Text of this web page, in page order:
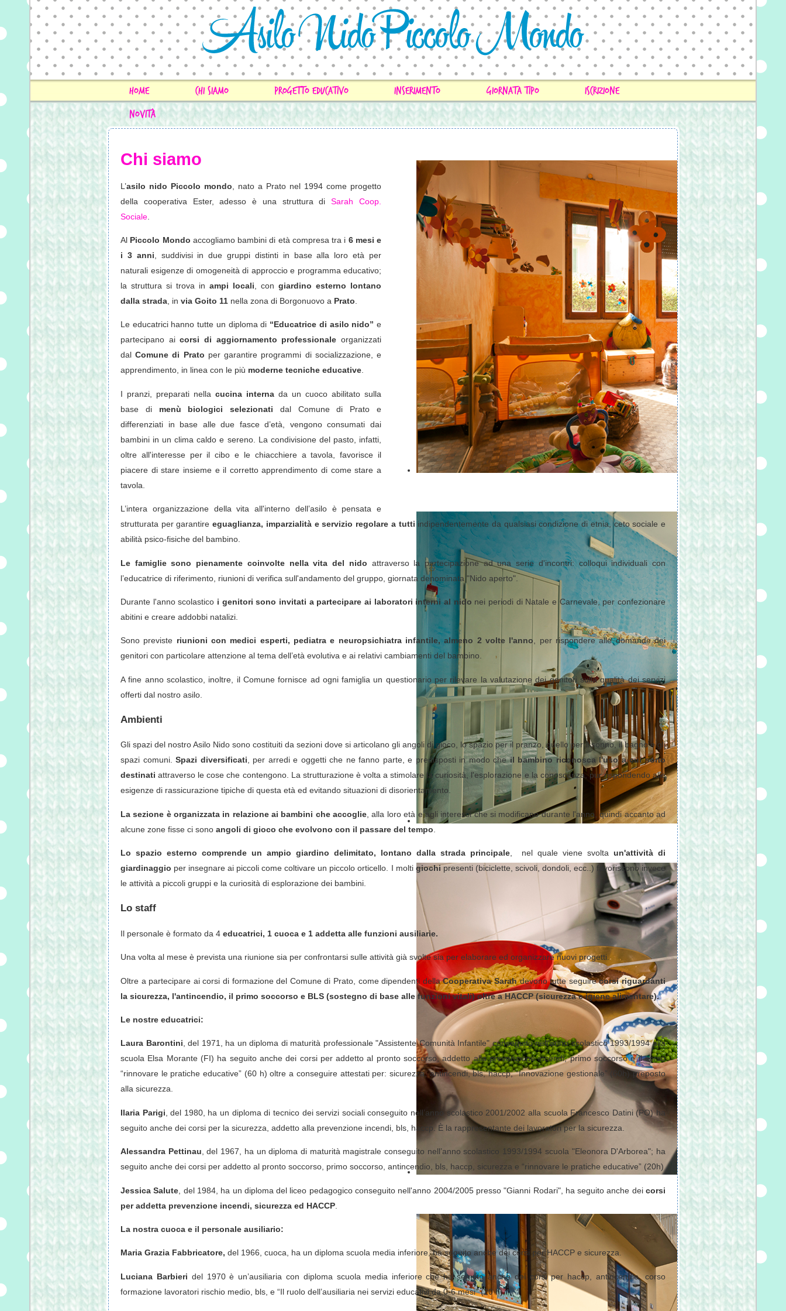
home chi siamo progetto educativo inserimento giornata tipo
iscrizione
Novità
Chi siamo
L’asilo nido Piccolo mondo , nato a Prato nel 1994 come progetto
della cooperativa Ester, adesso è una struttura diSarah Coop.
Sociale
Al Piccolo Mondo accogliamo bambini di età compresa tra i 6 mesi e
i 3 anni , suddivisi in due gruppi distinti in base alla loro età per
naturali esigenze di omogeneità di approccio e programma educativo;
la struttura si trova in ampi locali , con giardino esterno lontano
dalla strada , in via Goito 11 nella zona di Borgonuovo a Prato
Le educatrici hanno tutte un diploma di “Educatrice di asilo nido”e
partecipano aicorsi di aggiornamento professionale organizzati
dalComune di Prato per garantire programmi di socializzazione, e
apprendimento, in linea con le più moderne tecniche educative.
I pranzi, preparati nella cucina interna da un cuoco abilitato sulla
base di menù biologici selezionati dal Comune di Prato e
differenziati in base alle due fasce d’età, vengono consumati dai
bambini in un clima caldo e sereno. La condivisione del pasto, infatti,
oltre all'interesse per il cibo e le chiacchiere a tavola, favorisce il
piacere di stare insieme e il corretto apprendimento di come stare a
tavola.
L’intera organizzazione della vita all'interno dell’asilo è pensata e
strutturata per garantireeguaglianza, imparzialità e servizio regolare a tutti indipendentemente da qualsiasi condizione di etnia, ceto sociale e
abilità psico-fisiche del bambino.
Le famiglie sono pienamente coinvolte nella vita del nido attraverso la partecipazione ad una serie d'incontri: colloqui individuali con
l’educatrice di riferimento, riunioni di verifica sull'andamento del gruppo, giornata denominata "Nido aperto".
Durante l'anno scolastico i genitori sono invitati a partecipare ai laboratori interni al nido nei periodi di Natale e Carnevale, per confezionare
abitini e creare addobbi natalizi.
Sono previste riunioni con medici esperti, pediatra e neuropsichiatra infantile, almeno 2 volte l'anno, per rispondere alle domande dei
genitori con particolare attenzione al tema dell’età evolutiva e ai relativi cambiamenti del bambino.
A fine anno scolastico, inoltre, il Comune fornisce ad ogni famiglia un questionario per rilevare la valutazione dei genitori sulla qualità dei servizi
offerti dal nostro asilo.
Ambienti
Gli spazi del nostro Asilo Nido sono costituiti da sezioni dove si articolano gli angoli di gioco, lo spazio per il pranzo, quello per il sonno, il bagno e gli
spazi comuni.Spazi diversificati, per arredi e oggetti che ne fanno parte, e predisposti in modo cheil bambino riconosca l'uso a cui sono
destinati attraverso le cose che contengono. La strutturazione è volta a stimolare la curiosità, l'esplorazione e la conoscenza, pur rispondendo alle
esigenze di rassicurazione tipiche di questa età ed evitando situazioni di disorientamento.
La sezione è organizzata in relazione ai bambini che accoglie , alla loro età e agli interessi che si modificano durante l'anno, quindi accanto ad
alcune zone fisse ci sono angoli di gioco che evolvono con il passare del tempo
Lo spazio esterno comprende un ampio giardino delimitato, lontano dalla strada principale , nel quale viene svolta un'attività di
giardinaggio per insegnare ai piccoli come coltivare un piccolo orticello. I molti giochipresenti (biciclette, scivoli, dondoli, ecc..) favoriscono invece
le attività a piccoli gruppi e la curiosità di esplorazione dei bambini.
Lo staff
Il personale è formato da 4 educatrici, 1 cuoca e 1 addetta alle funzioni ausiliarie.
Una volta al mese è prevista una riunione sia per confrontarsi sulle attività già svolte sia per elaborare ed organizzare nuovi progetti.
Oltre a partecipare ai corsi di formazione del Comune di Prato, come dipendenti dellaCooperativa Sarahdevono tutte seguirecorsi riguardanti
la sicurezza, l'antincendio, il primo soccorso e BLS (sostegno di base alle funzioni vitali) oltre a HACCP (sicurezza e igiene alimentare).
Le nostre educatrici:
Laura Barontini, del 1971, ha un diploma di maturità professionale "Assistente Comunità Infantile" conseguito nell'anno scolastico 1993/1994 alla
scuola Elsa Morante (FI) ha seguito anche dei corsi per addetto al pronto soccorso, addetto alla prevenzione incendi, primo soccorso e il corso
“rinnovare le pratiche educative” (60 h) oltre a conseguire attestati per: sicurezza, antincendi, bls, haccp, “Innovazione gestionale” (60h) preposto
alla sicurezza.
Ilaria Parigi , del 1980, ha un diploma di tecnico dei servizi sociali conseguito nell’anno scolastico 2001/2002 alla scuola Francesco Datini (PO) ha
seguito anche dei corsi per la sicurezza, addetto alla prevenzione incendi, bls, haccp. È la rappresentante dei lavoratori per la sicurezza.
Alessandra Pettinau , del 1967, ha un diploma di maturità magistrale conseguito nell’anno scolastico 1993/1994 scuola "Eleonora D'Arborea"; ha
seguito anche dei corsi per addetto al pronto soccorso, primo soccorso, antincendio, bls, haccp, sicurezza e “rinnovare le pratiche educative” (20h)
Jessica Salute , del 1984, ha un diploma del liceo pedagogico conseguito nell'anno 2004/2005 presso "Gianni Rodari", ha seguito anche deicorsi
per addetta prevenzione incendi, sicurezza ed HACCP
La nostra cuoca e il personale ausiliario:
Maria Grazia Fabbricatore, del 1966, cuoca, ha un diploma scuola media inferiore, ha seguito anche dei corsi per HACCP e sicurezza.
Luciana Barbieri del 1970 è un’ausiliaria con diploma scuola media inferiore che ha seguito anche dei corsi per haccp, antincendio, corso
formazione lavoratori rischio medio, bls, e “Il ruolo dell’ausiliaria nei servizi educativi da 0-6 mesi” (20 h).